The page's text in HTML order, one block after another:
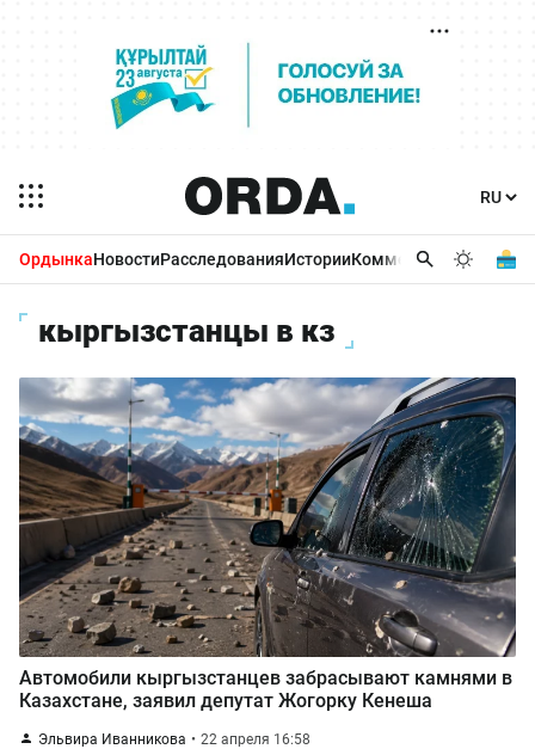
ОрдынкаНовостиРасследованияИсторииКомментарииБизнес
кыргызстанцы в кз
Автомобили кыргызстанцев забрасывают камнями в
Казахстане, заявил депутат Жогорку Кенеша
Эльвира Иванникова 22 апреля 16:58